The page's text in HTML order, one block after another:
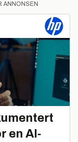
ANNONSEN
en AI-